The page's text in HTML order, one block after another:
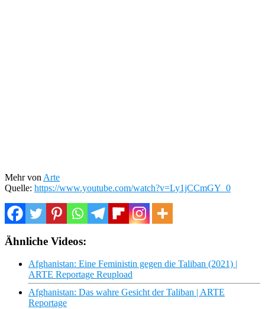
Mehr von Arte
Quelle: https://www.youtube.com/watch?v=Ly1jCCmGY_0
Ähnliche Videos:
Afghanistan: Eine Feministin gegen die Taliban (2021) |
ARTE Reportage Reupload
Afghanistan: Das wahre Gesicht der Taliban | ARTE
Reportage